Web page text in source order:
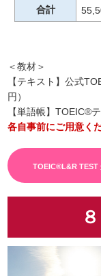
合計
＜教材＞
【テキスト】公式
円）
【単語帳】TOEIC®
各自事前にご用意く
TOEIC®L&R TEST